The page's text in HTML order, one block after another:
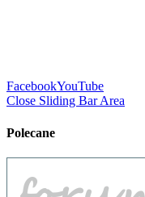
FacebookYouTube
Close Sliding Bar Area
Polecane